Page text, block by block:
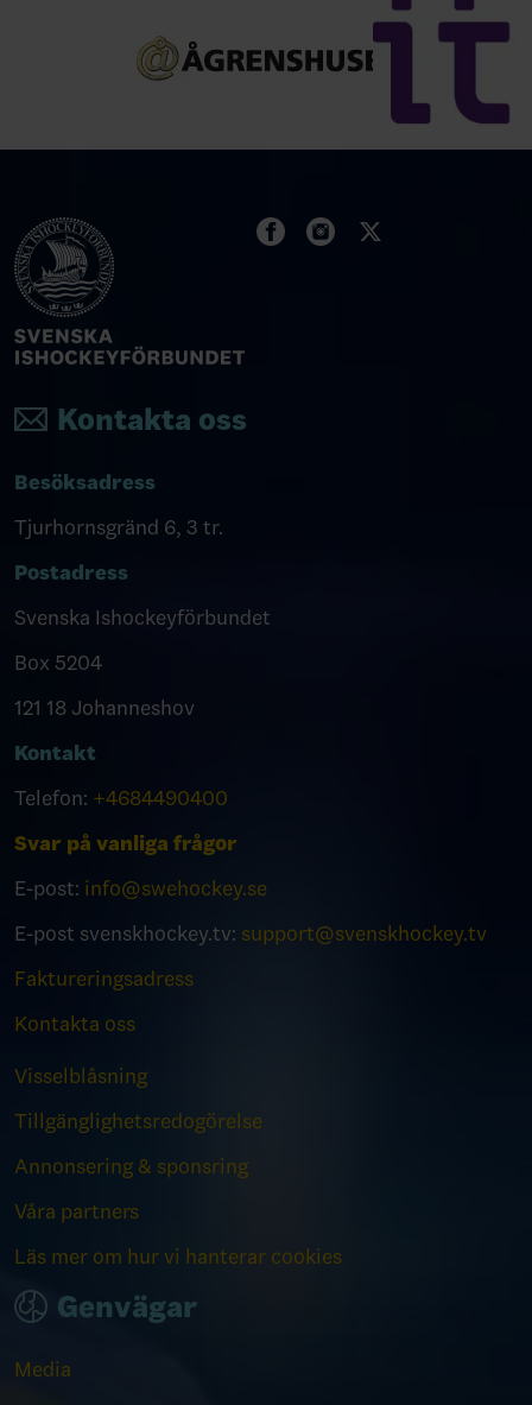
Kontakta oss
Besöksadress
Tjurhornsgränd 6, 3 tr.
Postadress
Svenska Ishockeyförbundet
Box 5204
121 18 Johanneshov
Kontakt
Telefon: +4684490400
Svar på vanliga frågor
E-post: info@swehockey.se
E-post svenskhockey.tv: support@svenskhockey.tv
Faktureringsadress
Kontakta oss
Visselblåsning
Tillgänglighetsredogörelse
Annonsering & sponsring
Våra partners
Läs mer om hur vi hanterar cookies
Genvägar
Media